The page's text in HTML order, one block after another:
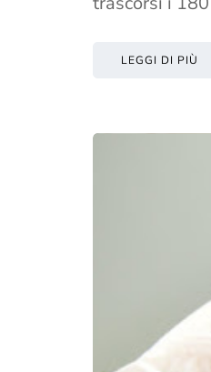
LEGGI DI PIÙ